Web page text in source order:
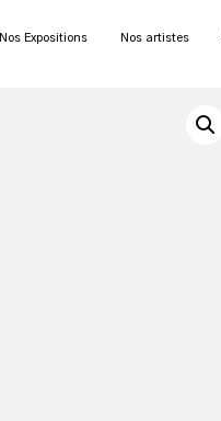
Nos Expositions Nos artistes